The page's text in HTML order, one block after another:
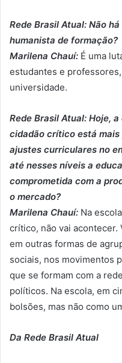
Rede Brasil Atual: Não
humanista de formação?
Marilena Chauí: É uma
estudantes e
universidade.
Rede Brasil Atual: Hoje,
cidadão crítico está
ajustes curriculares no
até nesses níveis a
comprometida com a
o mercado?
Marilena Chauí: Na
crítico, não vai acontecer.
em outras formas de
sociais, nos movimentos
que se formam com a
políticos. Na escola, em
bolsões, mas não como
Da Rede Brasil Atual